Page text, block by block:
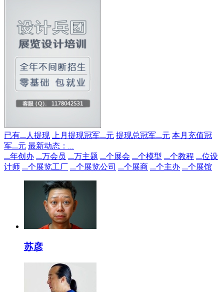
已有... 人提现 上月提现冠军...元 提现总冠军...元 本月充值冠
军...元 最新动态：
...年创办 ...万会员 ...万主题 ...个展会 ...个模型 ...个教程 ...位设
计师 ...个展览工厂 ...个展览公司 ...个展商 ...个主办 ...个展馆
苏彦